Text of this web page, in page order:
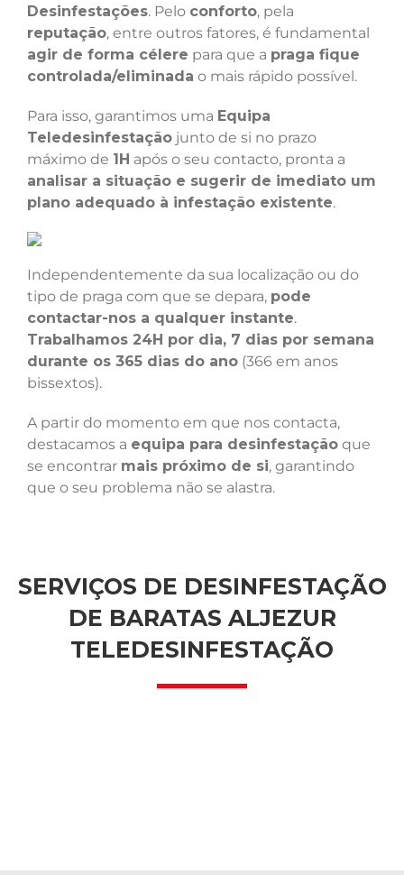
Desinfestações. Pelo conforto, pela
reputação, entre outros fatores, é fundamental
agir de forma célere para que a praga fique
controlada/eliminada o mais rápido possível.
Para isso, garantimos uma Equipa
Teledesinfestação junto de si no prazo
máximo de 1H após o seu contacto, pronta a
analisar a situação e sugerir de imediato um
plano adequado à infestação existente.
Independentemente da sua localização ou do
tipo de praga com que se depara, pode
contactar-nos a qualquer instante.
Trabalhamos 24H por dia, 7 dias por semana
durante os 365 dias do ano (366 em anos
bissextos).
A partir do momento em que nos contacta,
destacamos a equipa para desinfestação que
se encontrar mais próximo de si, garantindo
que o seu problema não se alastra.
SERVIÇOS DE DESINFESTAÇÃO
DE BARATAS ALJEZUR
TELEDESINFESTAÇÃO